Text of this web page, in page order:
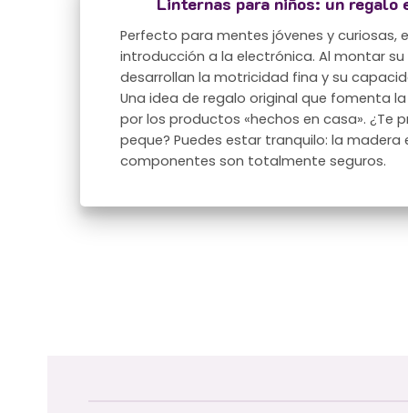
Perfecto para mentes jóvenes y curiosas,
introducción a la electrónica. Al montar
desarrollan la motricidad fina y su
Una idea de regalo original que fomenta
por los productos «hechos en casa». ¿Te
peque? Puedes estar tranquilo: la madera
componentes son totalmente seguros.